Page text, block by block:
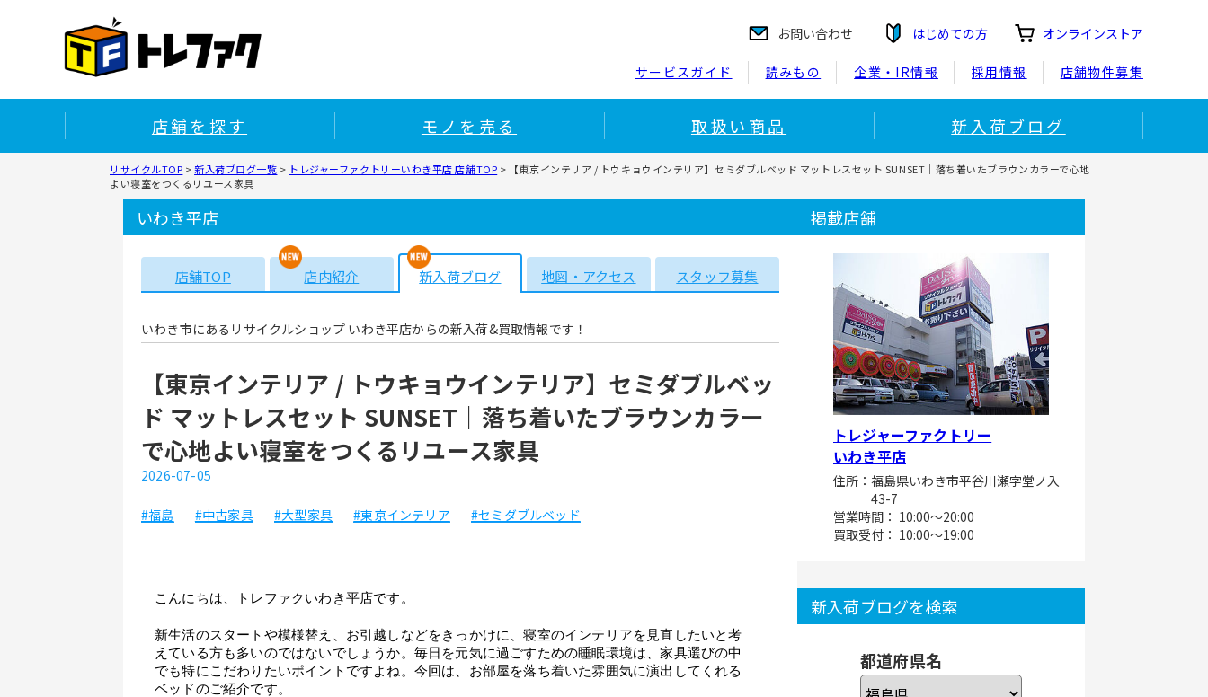
お問い合わせ はじめての方 オンラインストア
サービスガイド 読みもの 企業・IR情報 採用情報 店舗物件募集
店舗を探す モノを売る 取扱い商品 新入荷ブログ
リサイクルTOP >新入荷ブログ一覧 > トレジャーファクトリーいわき平店 店舗TOP >
【東京インテリア / トウキョウインテリア】セミダブルベッド マットレスセット SUNSET｜落ち着いたブラウンカラーで心地
よい寝室をつくるリユース家具
いわき平店
店舗TOP 店内紹介 新入荷ブログ 地図・アクセス スタッフ募集
いわき市にあるリサイクルショップ いわき平店からの新入荷&買取情報です！
【東京インテリア / トウキョウインテリア】セミダブルベッ
ド マットレスセット SUNSET｜落ち着いたブラウンカラー
で心地よい寝室をつくるリユース家具
2026-07-05
#福島 #中古家具 #大型家具 #東京インテリア #セミダブルベッド
こんにちは、トレファクいわき平店です。
新生活のスタートや模様替え、お引越しなどをきっかけに、寝室のインテリアを見直したいと考
えている方も多いのではないでしょうか。毎日を元気に過ごすための睡眠環境は、家具選びの中
でも特にこだわりたいポイントですよね。今回は、お部屋を落ち着いた雰囲気に演出してくれる
ベッドのご紹介です。
掲載店舗
トレジャーファクトリー
いわき平店
住所：福島県いわき市平谷川瀬字堂ノ入
43-7
営業時間： 10:00～20:00
買取受付： 10:00～19:00
新入荷ブログを検索
都道府県名